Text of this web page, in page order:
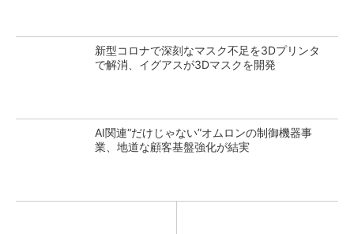
新型コロナで深刻なマスク不足を3Dプリンタ
で解消、イグアスが3Dマスクを開発
AI関連“だけじゃない”オムロンの制御機器事
業、地道な顧客基盤強化が結実